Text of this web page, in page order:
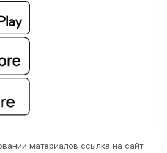
материалов ссылка на сайт